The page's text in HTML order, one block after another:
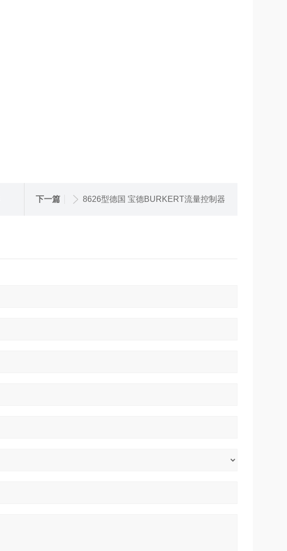
下一篇 8626型德国 宝德BURKERT流量控制器